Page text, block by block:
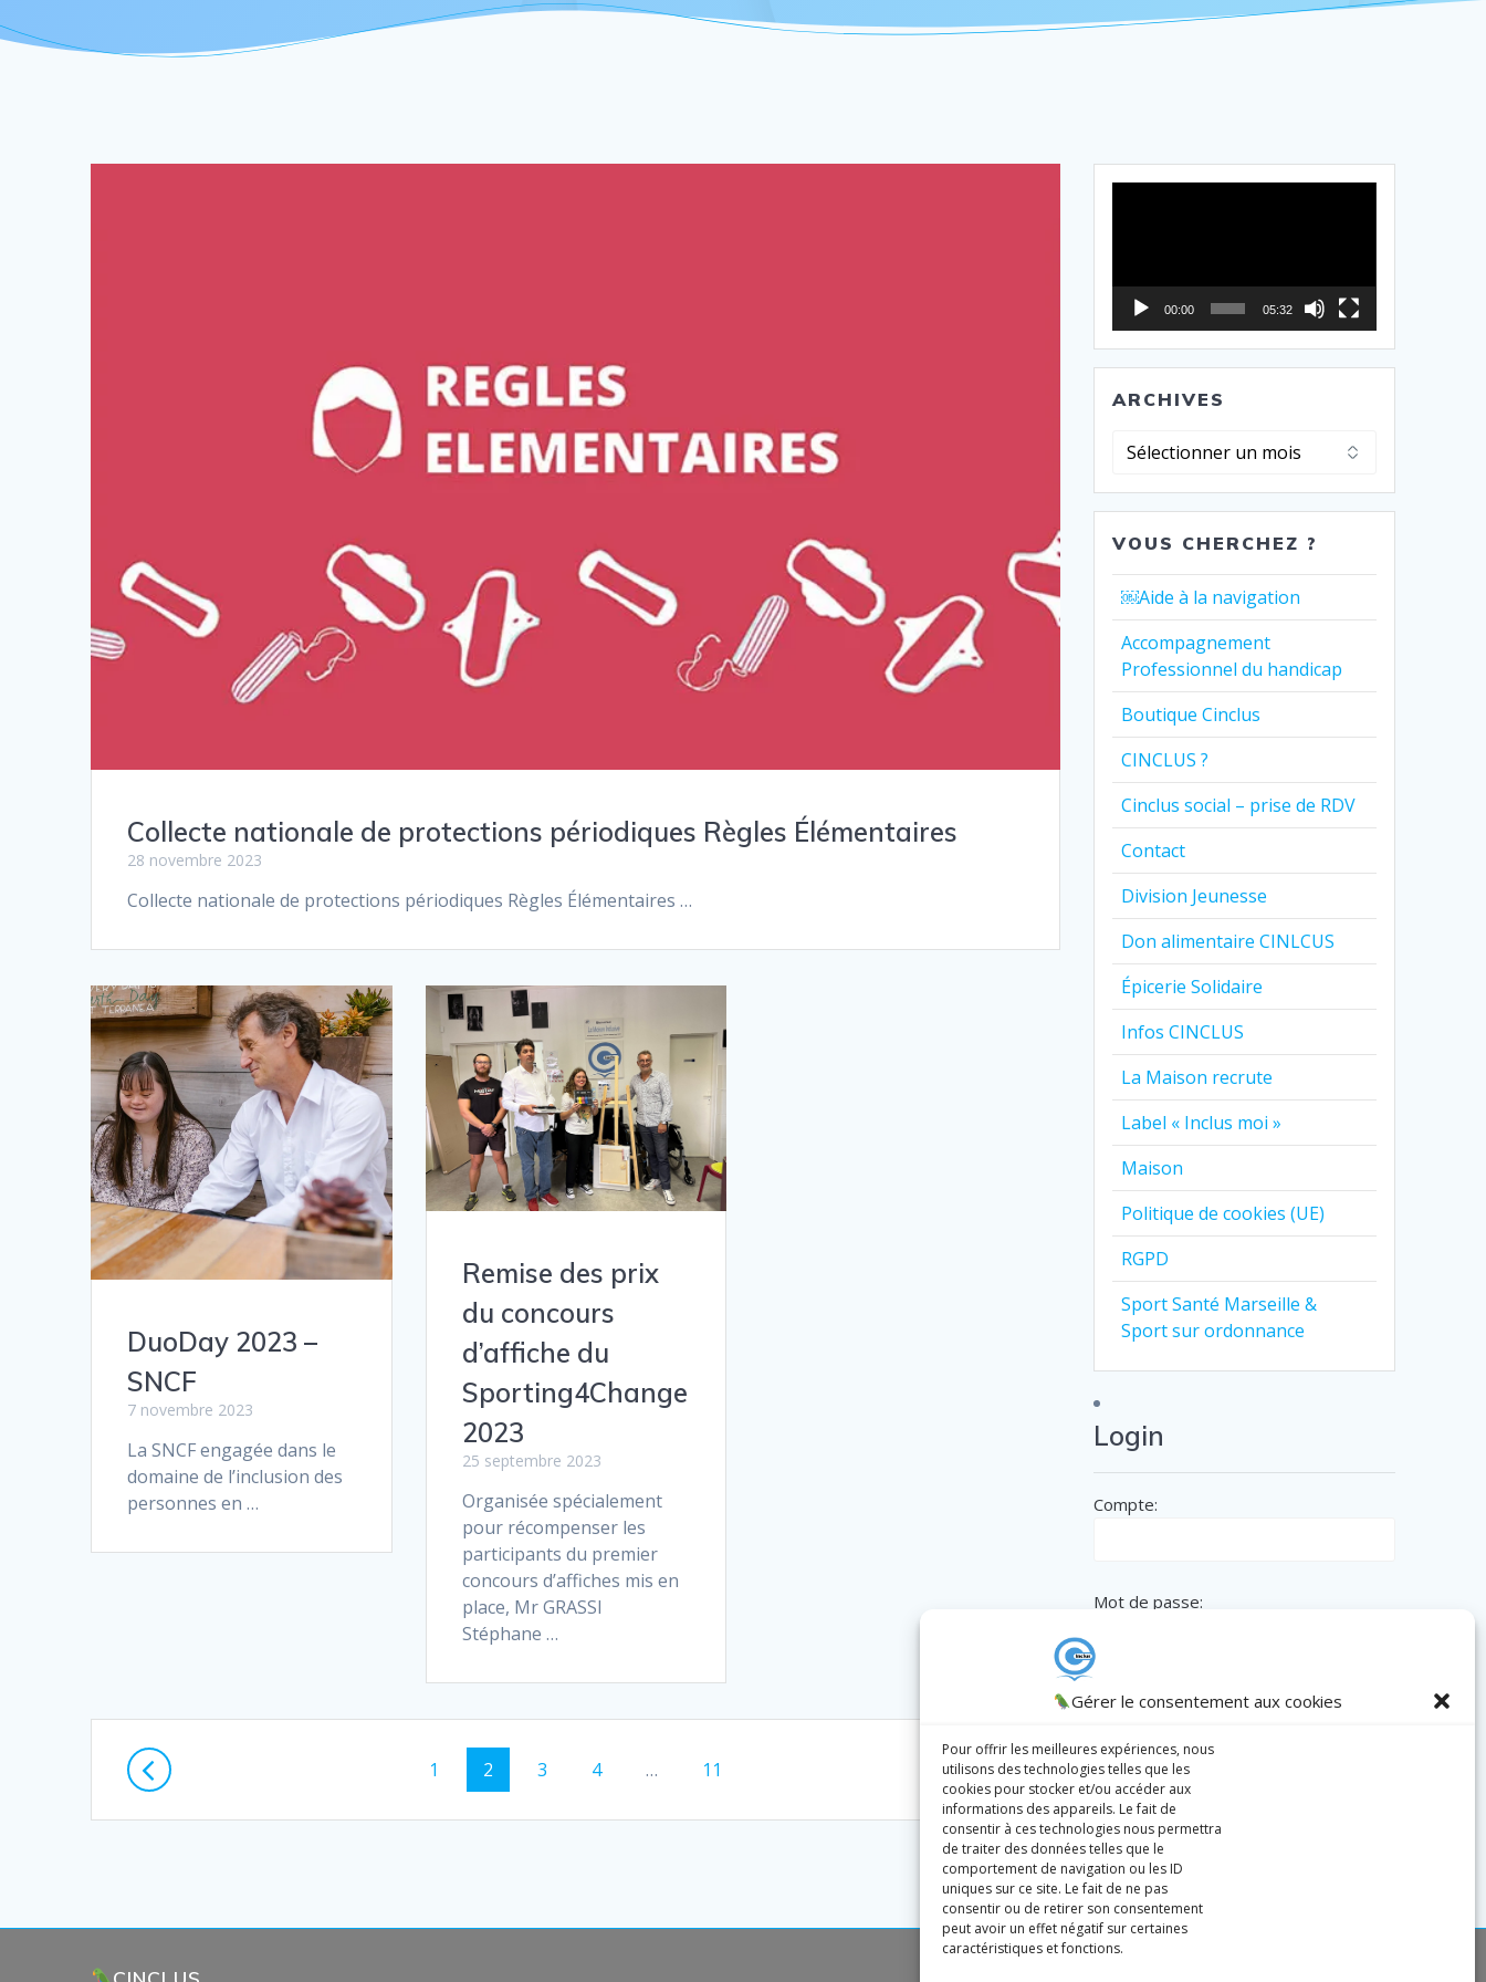
Gérer le consentement aux cookies
Pour offrir les meilleures expériences, nous
utilisons des technologies telles que les
cookies pour stocker et/ou accéder aux
informations des appareils. Le fait de
consentir à ces technologies nous permettra
de traiter des données telles que le
comportement de navigation ou les ID
uniques sur ce site. Le fait de ne pas
consentir ou de retirer son consentement
peut avoir un effet négatif sur certaines
caractéristiques et fonctions.
Collecte nationale de protections périodiques Règles Élémentaires
28 novembre 2023
Collecte nationale de protections périodiques Règles Élémentaires …
DuoDay 2023 –
SNCF
7 novembre 2023
La SNCF engagée dans le
domaine de l’inclusion des
personnes en …
Remise des prix
du concours
d’affiche du
Sporting4Change
2023
25 septembre 2023
Organisée spécialement
pour récompenser les
participants du premier
concours d’affiches mis en
place, Mr GRASSI
Stéphane …
Posts
navigation
Page
1 Page
2 Page
3 Page
4 … Page
11
00:00 05:32
ARCHIVES
Archives
VOUS CHERCHEZ ?
￼Aide à la navigation
Accompagnement
Professionnel du handicap
Boutique Cinclus
CINCLUS ?
Cinclus social – prise de RDV
Contact
Division Jeunesse
Don alimentaire CINLCUS
Épicerie Solidaire
Infos CINCLUS
La Maison recrute
Label « Inclus moi »
Maison
Politique de cookies (UE)
RGPD
Sport Santé Marseille &
Sport sur ordonnance
Login
Compte:
Mot de passe:
Remember me
Register |Lost password?